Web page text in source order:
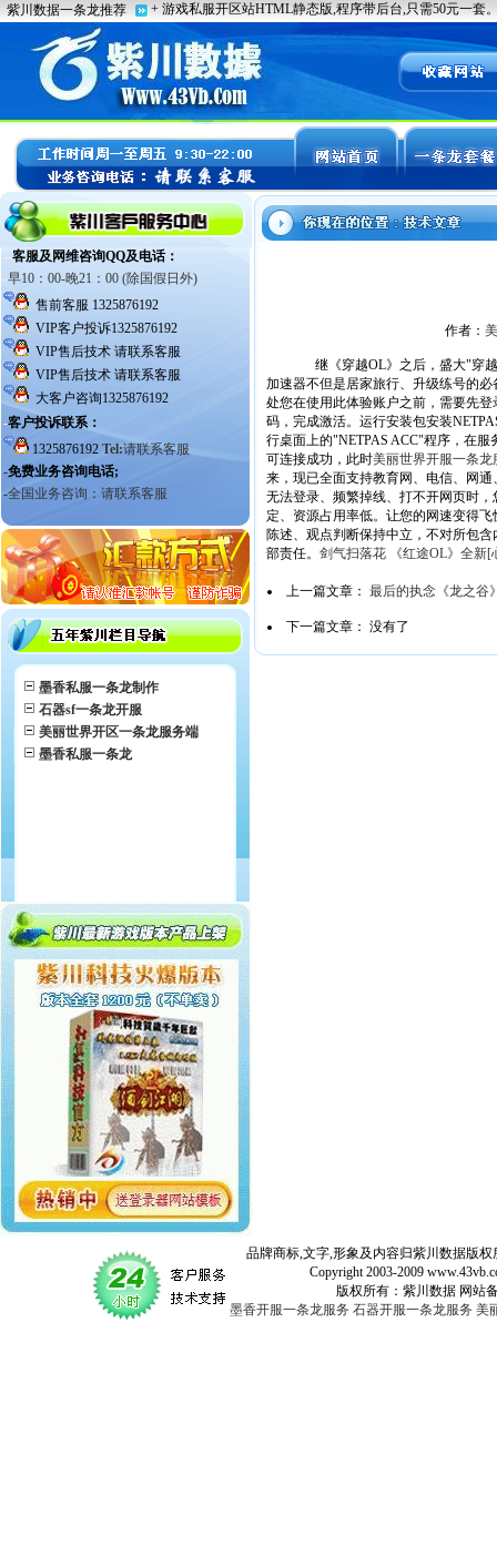
墨香私服一条龙制作
石器sf一条龙开服
美丽世界开区一条龙服务端
墨香私服一条龙
作者：
继《穿越OL》之后，盛大"穿越
加速器不但是居家旅行、升级练号的
处您在使用此体验账户之前，需要先
码，完成激活。运行安装包安装
行桌面上的"NETPAS ACC"程序，在
可连接成功，此时美丽世界开服一条龙
来，现已全面支持教育网、电信、网
无法登录、频繁掉线、打不开网页时，
定、资源占用率低。让您的网速变得
陈述、观点判断保持中立，不对所包
部责任。 剑气扫落花 《红途OL》全新[
上一篇文章： 最后的执念《龙之谷
下一篇文章： 没有了
品牌商标,文字,形象及内容归紫川数据版权
Copyright 2003-2009 www.43vb.com
版权所有：紫川数据 网站备案登
墨香开服一条龙服务 石器开服一条龙服务 美